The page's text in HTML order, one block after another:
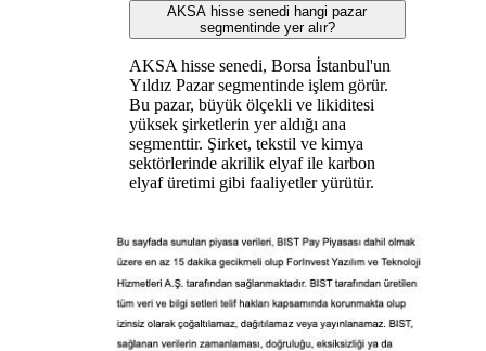
AKSA hisse senedi hangi pazar
segmentinde yer alır?
AKSA hisse senedi, Borsa İstanbul'un
Yıldız Pazar segmentinde işlem görür.
Bu pazar, büyük ölçekli ve likiditesi
yüksek şirketlerin yer aldığı ana
segmenttir. Şirket, tekstil ve kimya
sektörlerinde akrilik elyaf ile karbon
elyaf üretimi gibi faaliyetler yürütür.